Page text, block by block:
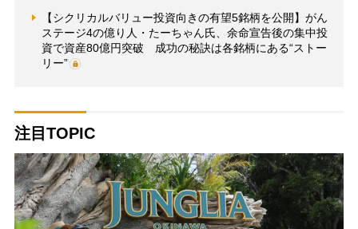
【シクリカルバリュー投資向きの有望5銘柄を公開】がん
ステージ4の億り人・たーちゃん氏、余命宣告後の集中投
資で資産80億円突破 成功の秘訣は各銘柄にある“ストー
リー”
注目TOPIC